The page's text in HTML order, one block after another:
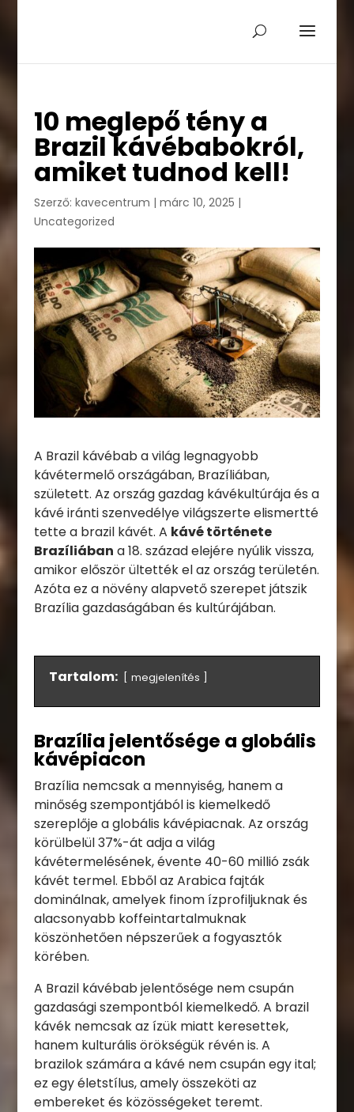
10 meglepő tény a
Brazil kávébabokról,
amiket tudnod kell!
Szerző: kavecentrum | márc 10, 2025 |
Uncategorized
A Brazil kávébab a világ legnagyobb
kávétermelő országában, Brazíliában,
született. Az ország gazdag kávékultúrája és a
kávé iránti szenvedélye világszerte elismertté
tette a brazil kávét. A kávé története
Brazíliában a 18. század elejére nyúlik vissza,
amikor először ültették el az ország területén.
Azóta ez a növény alapvető szerepet játszik
Brazília gazdaságában és kultúrájában.
Tartalom: megjelenítés
Brazília jelentősége a globális
kávépiacon
Brazília nemcsak a mennyiség, hanem a
minőség szempontjából is kiemelkedő
szereplője a globális kávépiacnak. Az ország
körülbelül 37%-át adja a világ
kávétermelésének, évente 40-60 millió zsák
kávét termel. Ebből az Arabica fajták
dominálnak, amelyek finom ízprofiljuknak és
alacsonyabb koffeintartalmuknak
köszönhetően népszerűek a fogyasztók
körében.
A Brazil kávébab jelentősége nem csupán
gazdasági szempontból kiemelkedő. A brazil
kávék nemcsak az ízük miatt keresettek,
hanem kulturális örökségük révén is. A
brazilok számára a kávé nem csupán egy ital;
ez egy életstílus, amely összeköti az
embereket és közösségeket teremt.